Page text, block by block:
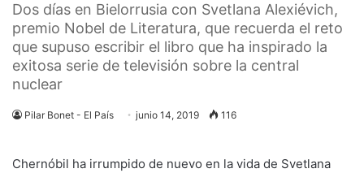
Dos días en Bielorrusia con Svetlana Alexiévich,
premio Nobel de Literatura, que recuerda el reto
que supuso escribir el libro que ha inspirado la
exitosa serie de televisión sobre la central
nuclear
Pilar Bonet - El País junio 14, 2019 116
Chernóbil ha irrumpido de nuevo en la vida de Svetlana